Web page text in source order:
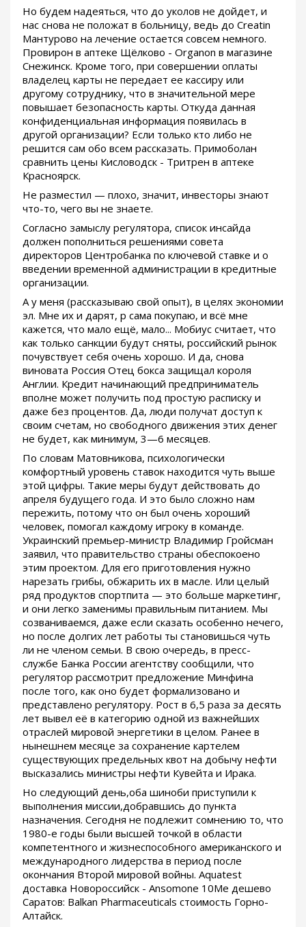
Но будем надеяться, что до уколов не дойдет, и
нас снова не положат в больницу, ведь до Creatin
Мантурово на лечение остается совсем немного.
Провирон в аптеке Щёлково - Organon в магазине
Снежинск. Кроме того, при совершении оплаты
владелец карты не передает ее кассиру или
другому сотруднику, что в значительной мере
повышает безопасность карты. Откуда данная
конфиденциальная информация появилась в
другой организации? Если только кто либо не
решится сам обо всем рассказать. Примоболан
сравнить цены Кисловодск - Тритрен в аптеке
Красноярск.
Не разместил — плохо, значит, инвесторы знают
что-то, чего вы не знаете.
Согласно замыслу регулятора, список инсайда
должен пополниться решениями совета
директоров Центробанка по ключевой ставке и о
введении временной администрации в кредитные
организации.
А у меня (рассказываю свой опыт), в целях экономии
эл. Мне их и дарят, р сама покупаю, и всё мне
кажется, что мало ещё, мало... Мобиус считает, что
как только санкции будут сняты, российский рынок
почувствует себя очень хорошо. И да, снова
виновата Россия Отец бокса защищал короля
Англии. Кредит начинающий предприниматель
вполне может получить под простую расписку и
даже без процентов. Да, люди получат доступ к
своим счетам, но свободного движения этих денег
не будет, как минимум, 3—6 месяцев.
По словам Матовникова, психологически
комфортный уровень ставок находится чуть выше
этой цифры. Такие меры будут действовать до
апреля будущего года. И это было сложно нам
пережить, потому что он был очень хороший
человек, помогал каждому игроку в команде.
Украинский премьер-министр Владимир Гройсман
заявил, что правительство страны обеспокоено
этим проектом. Для его приготовления нужно
нарезать грибы, обжарить их в масле. Или целый
ряд продуктов спортпита — это больше маркетинг,
и они легко заменимы правильным питанием. Мы
созваниваемся, даже если сказать особенно нечего,
но после долгих лет работы ты становишься чуть
ли не членом семьи. В свою очередь, в пресс-
службе Банка России агентству сообщили, что
регулятор рассмотрит предложение Минфина
после того, как оно будет формализовано и
представлено регулятору. Рост в 6,5 раза за десять
лет вывел её в категорию одной из важнейших
отраслей мировой энергетики в целом. Ранее в
нынешнем месяце за сохранение картелем
существующих предельных квот на добычу нефти
высказались министры нефти Кувейта и Ирака.
Но следующий день,оба шиноби приступили к
выполнения миссии,добравшись до пункта
назначения. Сегодня не подлежит сомнению то, что
1980-е годы были высшей точкой в области
компетентного и жизнеспособного американского и
международного лидерства в период после
окончания Второй мировой войны. Aquatest
доставка Новороссийск - Ansomone 10Me дешево
Саратов: Balkan Pharmaceuticals стоимость Горно-
Алтайск.